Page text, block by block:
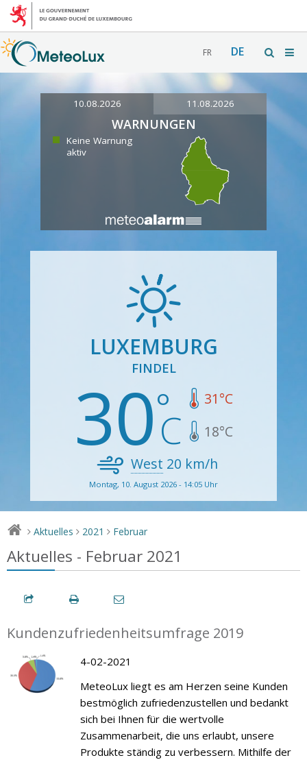
FR DE
10.08.2026 11.08.2026
WARNUNGEN
Keine Warnung
aktiv
LUXEMBURG
FINDEL
30 31°C
18°C
West 20 km/h
Montag, 10. August 2026 - 14:05 Uhr
> Aktuelles > 2021 > Februar
Aktuelles - Februar 2021
Kundenzufriedenheitsumfrage 2019
4-02-2021
MeteoLux liegt es am Herzen seine Kunden
bestmöglich zufriedenzustellen und bedankt
sich bei Ihnen für die wertvolle
Zusammenarbeit, die uns erlaubt, unsere
Produkte ständig zu verbessern. Mithilfe der